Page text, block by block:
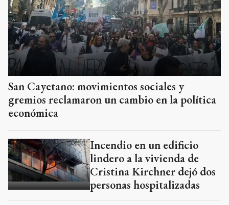
San Cayetano: movimientos sociales y
gremios reclamaron un cambio en la política
económica
Incendio en un edificio
lindero a la vivienda de
Cristina Kirchner dejó dos
personas hospitalizadas